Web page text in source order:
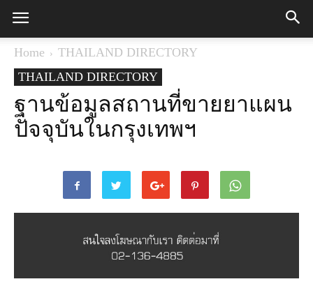
Home
THAILAND DIRECTORY
THAILAND DIRECTORY
ฐานข้อมูลสถานที่ขายยาแผน
ปัจจุบันในกรุงเทพฯ